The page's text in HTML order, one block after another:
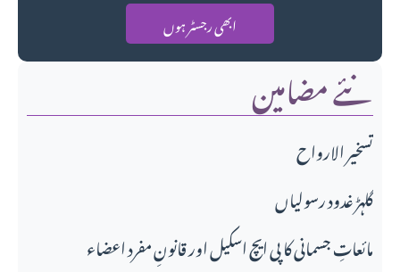
ابھی رجسٹر ہوں
نئے مضامین
تسخير الارواح
گلہڑ غدود رسولیاں
مائعاتِ جسمانی کا پی ایچ اسکیل اور قانونِ مفرد اعضاء